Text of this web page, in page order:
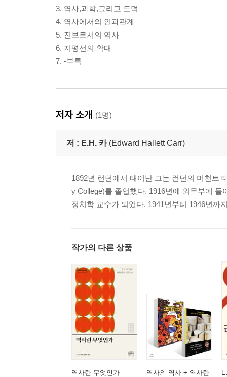
3. 역사,과학,그리고 도덕
4. 역사에서의 인과관계
5. 진보로서의 역사
6. 지평선의 확대
7. -부록
저자 소개 (1명)
저 : E.H. 카 (Edward Hallett Carr)
1892년 런던에서 태어난 그는 런던의 머천트
y College)를 졸업했다. 1916년에 외무부에
정치학 교수가 되었다. 1941년부터 1946년까
작가의 다른 상품
역사란 무엇인가
역사의 역사 + 역사란